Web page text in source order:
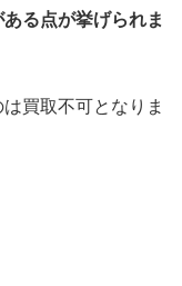
る点が挙げられま
買取不可となりま